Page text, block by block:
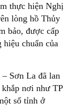
thực hiện Nghị
lòng hồ Thủy
bảo, được cấp
chuẩn của
Sơn La đã lan
nơi như TP
số tỉnh ở